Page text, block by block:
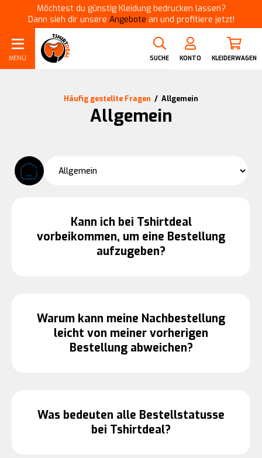
Möchtest du günstig Kleidung bedrucken lassen?
Dann sieh dir unsere Angebote an und profitiere jetzt!
MENÜ SUCHE KONTO KLEIDERWAGEN
Häufig gestellte Fragen / Allgemein
Allgemein
Kann ich bei Tshirtdeal
vorbeikommen, um eine Bestellung
aufzugeben?
Warum kann meine Nachbestellung
leicht von meiner vorherigen
Bestellung abweichen?
Was bedeuten alle Bestellstatusse
bei Tshirtdeal?